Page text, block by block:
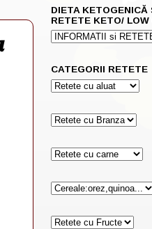
DIETA KETOGENICĂ
RETETE KETO/ LOW
CATEGORII RETETE